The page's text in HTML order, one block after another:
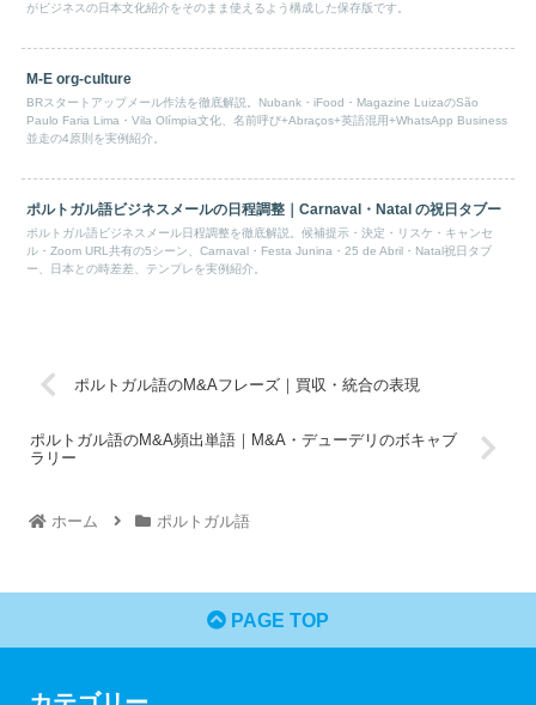
がビジネスの日本文化紹介をそのまま使えるよう構成した保存版です。
M-E org-culture
BRスタートアップメール作法を徹底解説。Nubank・iFood・Magazine LuizaのSão
Paulo Faria Lima・Vila Olímpia文化、名前呼び+Abraços+英語混用+WhatsApp Business
並走の4原則を実例紹介。
ポルトガル語ビジネスメールの日程調整｜Carnaval・Natal の祝日タブー
ポルトガル語ビジネスメール日程調整を徹底解説。候補提示・決定・リスケ・キャンセ
ル・Zoom URL共有の5シーン、Carnaval・Festa Junina・25 de Abril・Natal祝日タブ
ー、日本との時差差、テンプレを実例紹介。
ポルトガル語のM&Aフレーズ｜買収・統合の表現
ポルトガル語のM&A頻出単語｜M&A・デューデリのボキャブ
ラリー
ホーム ポルトガル語
PAGE TOP